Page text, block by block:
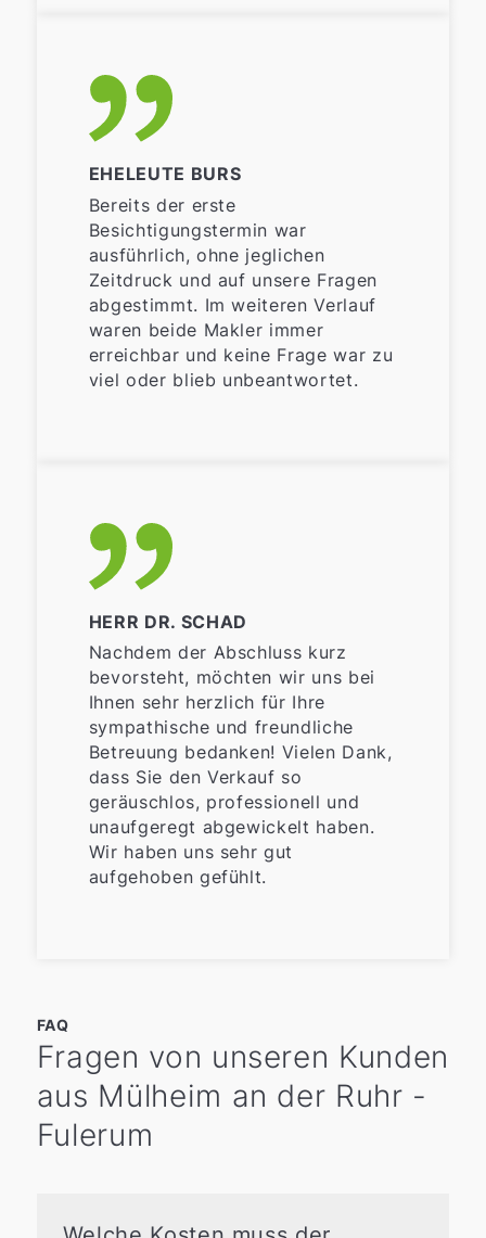
aufgrund einer besonderen
familiären Situation erforderlich
war, belegte Ihren
auch Ihr fundiertes Fachwissen,
das über reine
immobilientechnische Fragen weit
hinaus geht.
EHELEUTE BURS
Bereits der erste
Besichtigungstermin war
ausführlich, ohne jeglichen
Zeitdruck und auf unsere Fragen
abgestimmt. Im weiteren Verlauf
waren beide Makler immer
erreichbar und keine Frage war zu
viel oder blieb unbeantwortet.
HERR DR. SCHAD
Nachdem der Abschluss kurz
bevorsteht, möchten wir uns bei
Ihnen sehr herzlich für Ihre
sympathische und freundliche
Betreuung bedanken! Vielen Dank,
dass Sie den Verkauf so
geräuschlos, professionell und
unaufgeregt abgewickelt haben.
Wir haben uns sehr gut
aufgehoben gefühlt.
FAQ
Fragen von unseren Kunden
aus Mülheim an der Ruhr -
Fulerum